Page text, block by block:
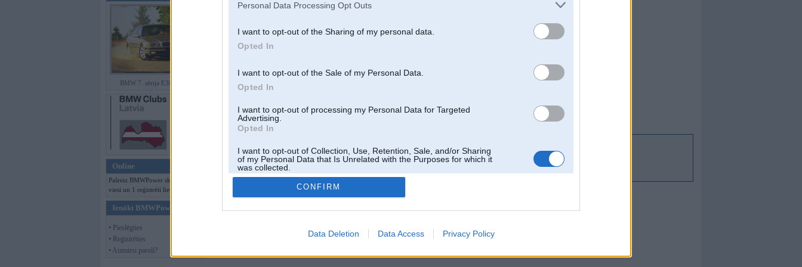
Personal Data Processing Opt Outs
I want to opt-out of the Sharing of my personal data.
Opted In
I want to opt-out of the Sale of my Personal Data.
Opted In
I want to opt-out of processing my Personal Data for Targeted
Advertising.
Opted In
I want to opt-out of Collection, Use, Retention, Sale, and/or Sharing
of my Personal Data that Is Unrelated with the Purposes for which it
was collected.
Opted Out
CONFIRM
Data Deletion Data Access Privacy Policy
BMW 7. sērija E38 facelift
Online
Pašreiz BMWPower skatās 278
viesi un 1 reģistrēti lietotāji.
Ienākt BMWPower
• Pieslēgties
• Reģistrēties
• Aizmirsi paroli?
Tikai reģistrēti lietotāji drīkst pievienot komentārus